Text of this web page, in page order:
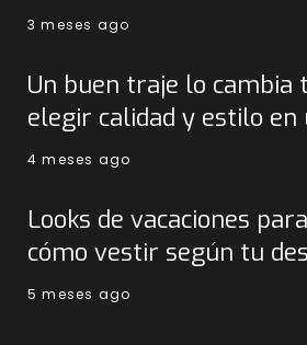
3 meses ago
Un buen traje lo cambia
elegir calidad y estilo en
4 meses ago
Looks de vacaciones
cómo vestir según tu
5 meses ago